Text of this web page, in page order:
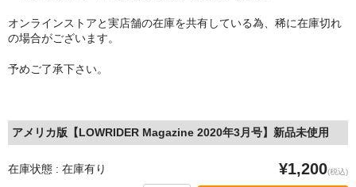
C D / D V D
MixCD
オンラインストアと実店舗の在庫を共有している為、稀に在庫切れ
の場合がございます。
予めご了承下さい。
アメリカ版【LOWRIDER Magazine 2020年3月号】新品未使用
在庫状態 : 在庫有り ¥1,200(税込)